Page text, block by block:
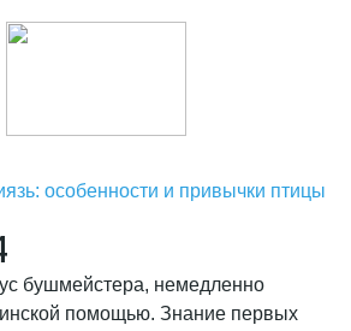
особенности и привычки птицы
бушмейстера, немедленно
помощью. Знание первых